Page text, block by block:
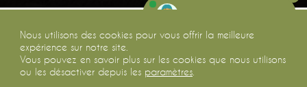
©2026CAMPING DU LAC DE BONNEFONPARGEEK TONIC
Nous utilisons des cookies pour vous offrir la meilleure
expérience sur notre site.
Vous pouvez en savoir plus sur les cookies que nous utilisons
ou les désactiver depuis les paramètres